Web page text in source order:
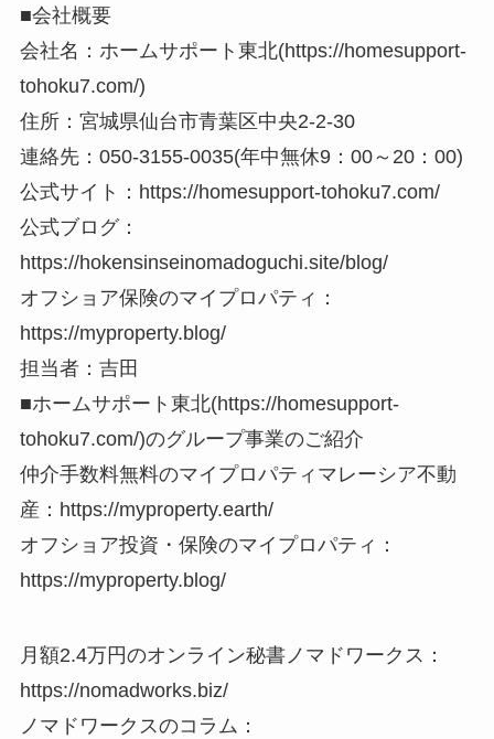
■会社概要
会社名：ホームサポート東北(https://homesupport-
tohoku7.com/)
住所：宮城県仙台市青葉区中央2-2-30
連絡先：050-3155-0035(年中無休9：00～20：00)
公式サイト：https://homesupport-tohoku7.com/
公式ブログ：
https://hokensinseinomadoguchi.site/blog/
オフショア保険のマイプロパティ：
https://myproperty.blog/
担当者：吉田
■ホームサポート東北(https://homesupport-
tohoku7.com/)のグループ事業のご紹介
仲介手数料無料のマイプロパティマレーシア不動
産：https://myproperty.earth/
オフショア投資・保険のマイプロパティ：
https://myproperty.blog/
月額2.4万円のオンライン秘書ノマドワークス：
https://nomadworks.biz/
ノマドワークスのコラム：